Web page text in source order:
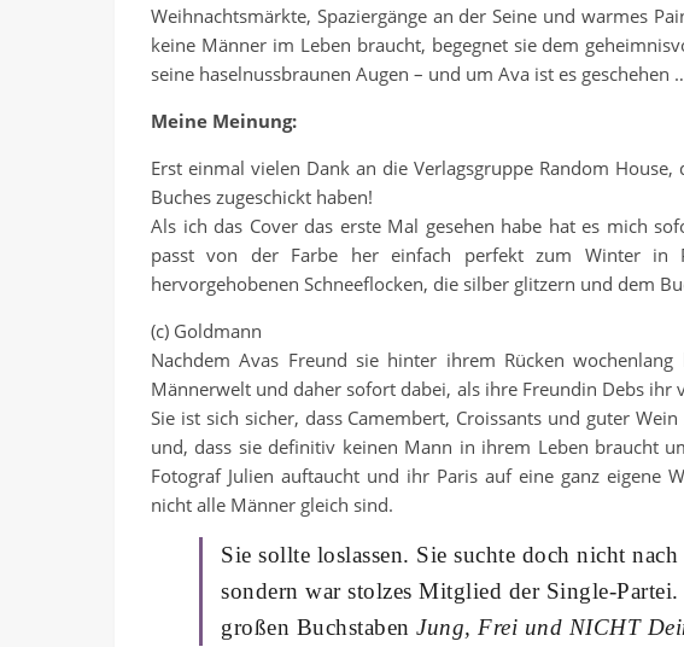
Weihnachtsmärkte, Spaziergänge an der Seine und warmes
keine Männer im Leben braucht, begegnet sie dem
seine haselnussbraunen Augen – und um Ava ist es geschehen
Meine Meinung:
Erst einmal vielen Dank an die Verlagsgruppe Random
Buches zugeschickt haben!
Als ich das Cover das erste Mal gesehen habe hat es mich
passt von der Farbe her einfach perfekt zum Winter in
hervorgehobenen Schneeflocken, die silber glitzern und dem
(c) Goldmann
Nachdem Avas Freund sie hinter ihrem Rücken
Männerwelt und daher sofort dabei, als ihre Freundin Debs ihr
Sie ist sich sicher, dass Camembert, Croissants und guter
und, dass sie definitiv keinen Mann in ihrem Leben braucht
Fotograf Julien auftaucht und ihr Paris auf eine ganz eigene
nicht alle Männer gleich sind.
Sie sollte loslassen. Sie suchte doch nicht
sondern war stolzes Mitglied der Single-
großen Buchstaben Jung, Frei und NICHT